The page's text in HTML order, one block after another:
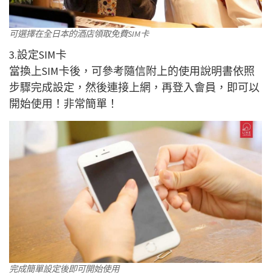
可選擇在全日本的酒店領取免費SIM卡
3.設定SIM卡
當換上SIM卡後，可參考隨信附上的使用說明書依照
步驟完成設定，然後連接上網，再登入會員，即可以
開始使用！非常簡單！
完成簡單設定後即可開始使用